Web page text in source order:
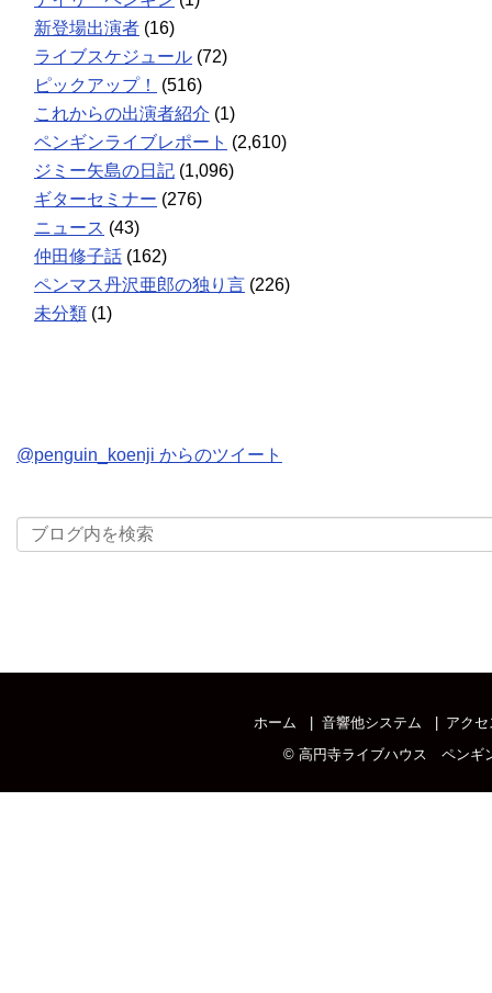
新登場出演者 (16)
ライブスケジュール (72)
ピックアップ！
(516)
これからの出演者紹介 (1)
ペンギンライブレポート (2,610)
ジミー矢島の日記 (1,096)
ギターセミナー (276)
ニュース (43)
仲田修子話 (162)
ペンマス丹沢亜郎の独り言 (226)
未分類 (1)
@penguin_koenji からのツイート
ホーム 音響他システム
アクセ
© 高円寺ライブハウス ペンギ